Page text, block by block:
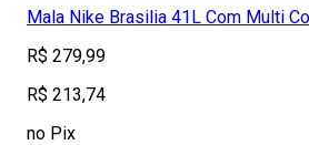
Mala Nike Brasilia 41L Com Multi
R$ 279,99
R$ 213,74
no Pix